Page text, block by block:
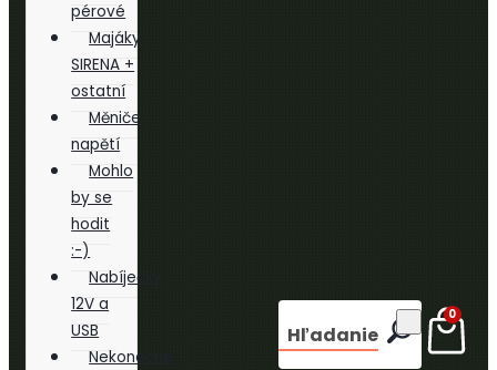
pérové
Majáky
SIRENA +
ostatní
Měniče
napětí
Mohlo
by se
hodit
:-)
Nabíječky
12V a
USB
Nekonečné
Hľadanie
0